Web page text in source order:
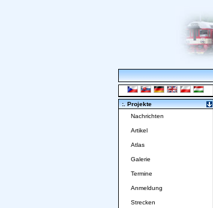
:. Projekte
Nachrichten
Artikel
Atlas
Galerie
Termine
Anmeldung
Strecken